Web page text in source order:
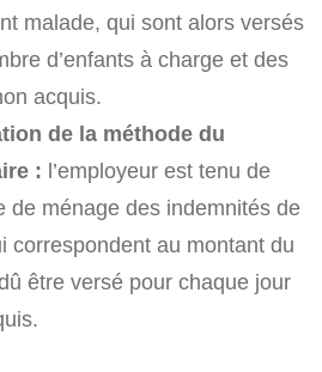
malade, qui sont alors versés
d’enfants à charge et des
acquis.
de la méthode du
: l’employeur est tenu de
de ménage des indemnités de
correspondent au montant du
être versé pour chaque jour